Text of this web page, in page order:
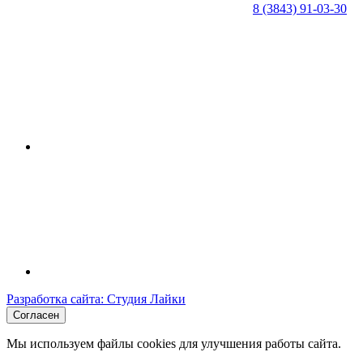
8 (3843) 91-03-30
Разработка сайта: Студия Лайки
Согласен
Мы используем файлы cookies для улучшения работы сайта.